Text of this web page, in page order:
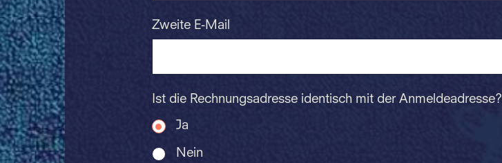
Zweite E-Mail
Ist die Rechnungsadresse identisch mit der Anmeldeadresse?
Ja
Nein